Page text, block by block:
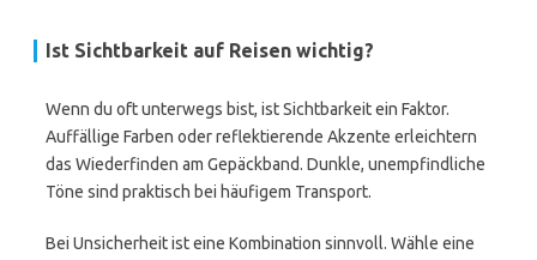
Ist Sichtbarkeit auf Reisen wichtig?
Wenn du oft unterwegs bist, ist Sichtbarkeit ein Faktor.
Auffällige Farben oder reflektierende Akzente erleichtern
das Wiederfinden am Gepäckband. Dunkle, unempfindliche
Töne sind praktisch bei häufigem Transport.
Bei Unsicherheit ist eine Kombination sinnvoll. Wähle eine